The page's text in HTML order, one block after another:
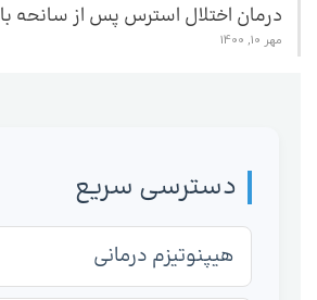
درمان اختلال استرس پس از سانحه با ACT
مهر 10, 1400
دسترسی سریع
هیپنوتیزم درمانی